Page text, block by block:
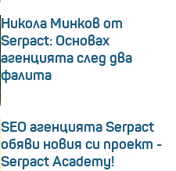
Никола Минков от
Serpact: Основах
агенцията след два
фалита
SEO агенцията Serpact
обяви новия си проект -
Serpact Academy!